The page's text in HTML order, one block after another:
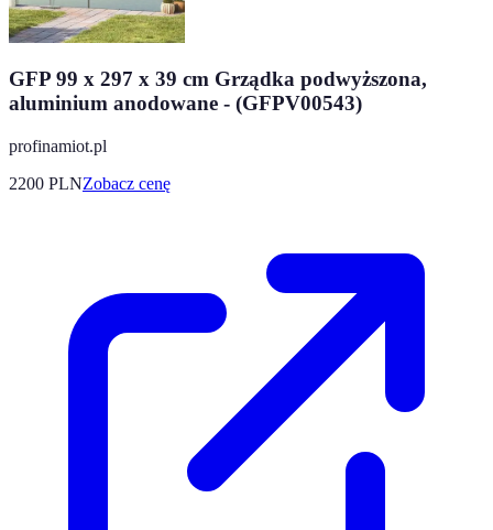
GFP 99 x 297 x 39 cm Grządka podwyższona,
aluminium anodowane - (GFPV00543)
profinamiot.pl
2200 PLNZobacz cenę